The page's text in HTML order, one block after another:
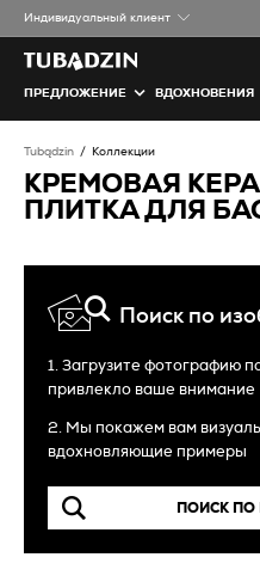
Индивидуальный клиент
ПРЕДЛОЖЕНИЕ ВДОХНОВЕНИЯ
Tubądzin Коллекции
КРЕМОВАЯ
ПЛИТКА ДЛЯ
Поиск по
1. Загрузите фотографию
привлекло ваше внимание
2. Мы покажем вам
вдохновляющие примеры
ПОИСК